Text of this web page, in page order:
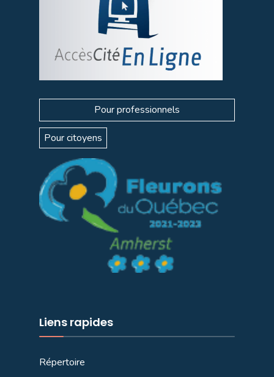
Pour professionnels
Pour citoyens
Liens rapides
Répertoire